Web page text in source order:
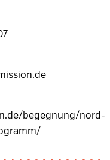
begegnung/nord-